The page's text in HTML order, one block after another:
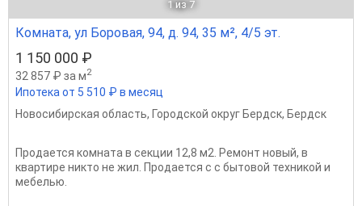
1 из 7
Комната, ул Боровая, 94, д. 94, 35 м², 4/5 эт.
1 150 000 ₽
32 857 ₽ за м2
Ипотека от 5 510 ₽ в месяц
Новосибирская область, Городской округ Бердск, Бердск
Продается комната в секции 12,8 м2. Ремонт новый, в
квартире никто не жил. Продается с с бытовой техникой и
мебелью.